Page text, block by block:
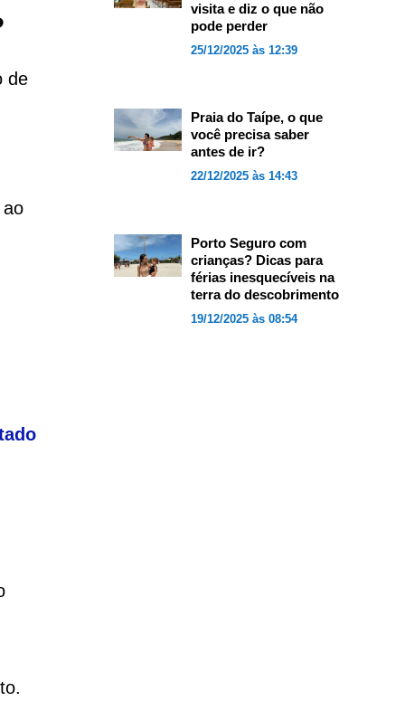
de
visita e diz o que não
pode perder
25/12/2025 às 12:39
Praia do Taípe, o que
você precisa saber
antes de ir?
22/12/2025 às 14:43
Porto Seguro com
crianças? Dicas para
férias inesquecíveis na
terra do descobrimento
19/12/2025 às 08:54